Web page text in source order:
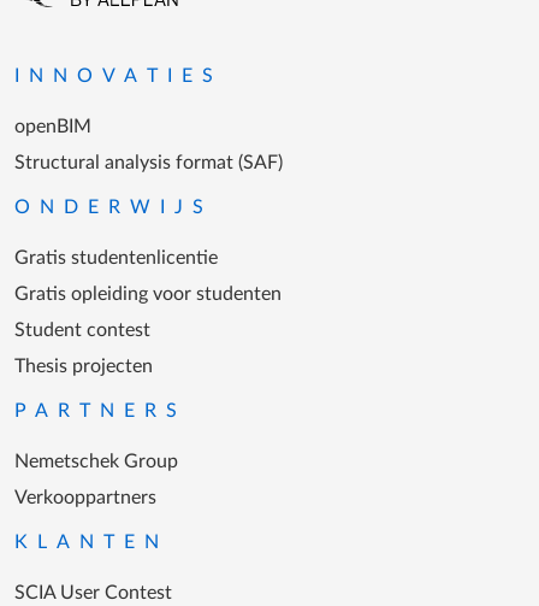
INNOVATIES
openBIM
Structural analysis format (SAF)
ONDERWIJS
Gratis studentenlicentie
Gratis opleiding voor studenten
Student contest
Thesis projecten
PARTNERS
Nemetschek Group
Verkooppartners
KLANTEN
SCIA User Contest